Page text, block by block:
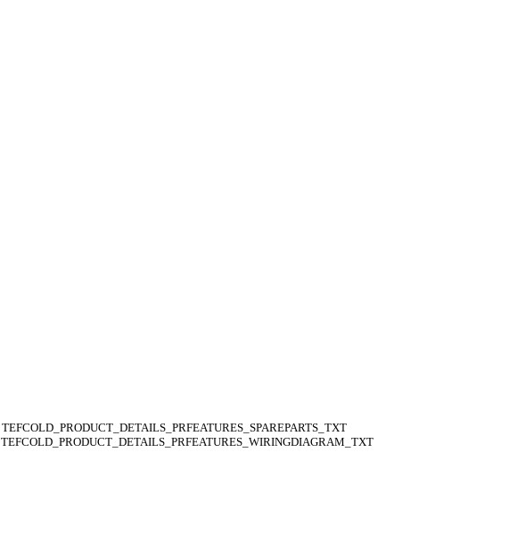
TEFCOLD_PRODUCT_DETAILS_PRFEATURES_SPAREPARTS_TXT
TEFCOLD_PRODUCT_DETAILS_PRFEATURES_WIRINGDIAGRAM_TXT